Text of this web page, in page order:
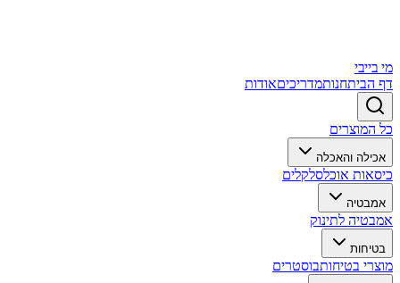
מי בייבי
דף הביתחנותמדריכיםאודות
כל המוצרים
אכילה והאכלה
כיסאות אוכלסלקלים
אמבטיה
אמבטיה לתינוק
בטיחות
מוצרי בטיחותבוסטרים